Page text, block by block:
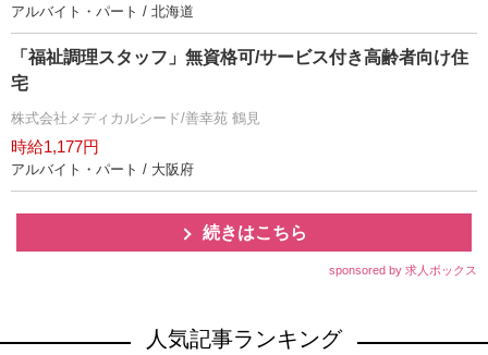
アルバイト・パート / 北海道
「福祉調理スタッフ」無資格可/サービス付き高齢者向け住
宅
株式会社メディカルシード/善幸苑 鶴見
時給1,177円
アルバイト・パート / 大阪府
続きはこちら
sponsored by 求人ボックス
人気記事ランキング